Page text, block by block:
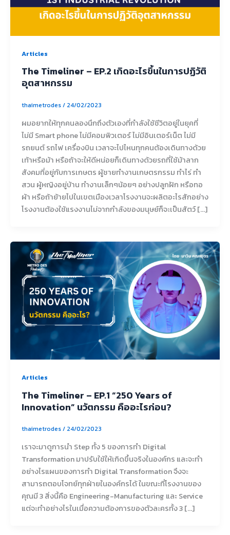
Articles
The Timeliner – EP.2 เกิดอะไรขึ้นในการปฏิวัติ
อุตสาหกรรม
thaimetrodes/ 24/02/2023
ผมอยากให้ทุกคนลองนึกถึงตัวเองที่กำลังใช้ชีวิตอยู่ในยุคที่
ไม่มี Smart phone ไม่มีคอมพิวเตอร์ ไม่มีอินเตอร์เน็ต ไม่มี
รถยนต์ รถไฟ เครื่องบิน เวลาจะไปไหนทุกคนต้องเดินทางด้วย
เท้าหรือม้า หรือถ้าจะให้ดีหน่อยก็เดินทางด้วยรถที่ใช้ม้าลาก
สังคมที่อยู่กับการเกษตร ผู้ชายทำงานเกษตรกรรม ทำไร่ ทำ
สวน ผู้หญิงอยู่บ้าน ทำงานเล็กๆน้อยๆ อย่างปลูกฝัก หรือทอ
ผ้า หรือถ้าย้ายไปในเขตเมืองเวลาโรงงานจะผลิตอะไรสักอย่าง
โรงงานต้องใช้แรงงานไม่จากกำลังของมนุษย์ก็จะเป็นสัตว์ […]
Articles
The Timeliner – EP.1 “250 Years of
Innovation” นวัตกรรม คืออะไรก่อน?
thaimetrodes/ 24/02/2023
เราจะมาดูการนำ Step ทั้ง 5 ของการทำ Digital
Transformation มาปรับใช้ให้เกิดขึ้นจริงในองค์กร และจะทำ
อย่างไรแผนของการทำ Digital Transformation จึงจะ
สามารถตอบโจทย์ทุกฝ่ายในองค์กรได้ ในขณะที่โรงงานของ
คุณมี 3 สิ่งนี้คือ Engineering-Manufacturing และ Service
แต่จะทำอย่างไรในเมื่อความต้องการของตัวละครทั้ง 3 […]